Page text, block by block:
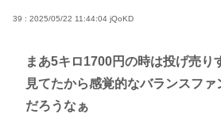
39 : 2025/05/22 11:44:04 jQoKD
まあ5キロ1700円の時は投げ売り
見てたから感覚的なバランスフ
だろうなぁ